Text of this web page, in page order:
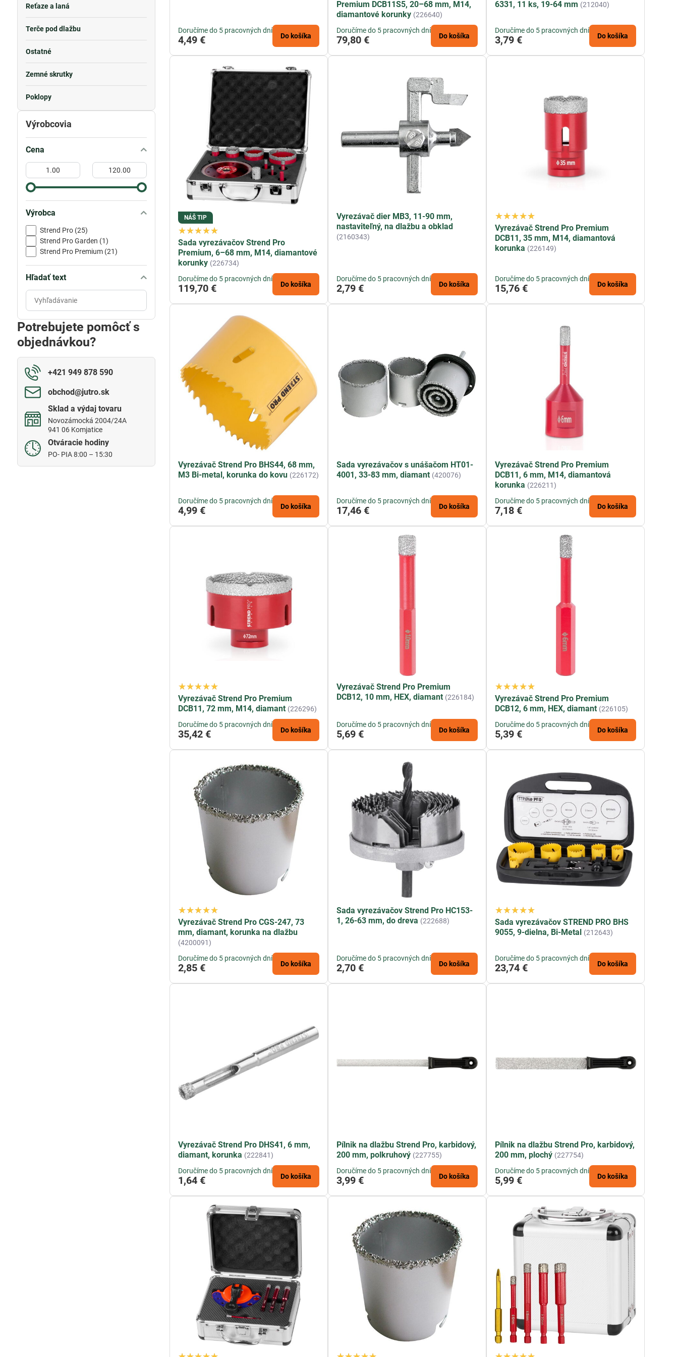
Doručíme do 5 pracovných dní
4,49 € Do košíka
Premium DCB11S5, 20–68 mm, M14,
diamantové korunky (226640)
Doručíme do 5 pracovných dní
79,80 € Do košíka
6331, 11 ks, 19-64 mm (212040)
Doručíme do 5 pracovných dní
3,79 € Do košíka
NÁŠ TIP
Sada vyrezávačov Strend Pro
Premium, 6–68 mm, M14, diamantové
korunky (226734)
Doručíme do 5 pracovných dní
119,70 € Do košíka
Vyrezávač dier MB3, 11-90 mm,
nastaviteľný, na dlažbu a obklad
(2160343)
Doručíme do 5 pracovných dní
2,79 € Do košíka
Vyrezávač Strend Pro Premium
DCB11, 35 mm, M14, diamantová
korunka (226149)
Doručíme do 5 pracovných dní
15,76 € Do košíka
Vyrezávač Strend Pro BHS44, 68 mm,
M3 Bi-metal, korunka do kovu (226172)
Doručíme do 5 pracovných dní
4,99 € Do košíka
Sada vyrezávačov s unášačom HT01-
4001, 33-83 mm, diamant (420076)
Doručíme do 5 pracovných dní
17,46 € Do košíka
Vyrezávač Strend Pro Premium
DCB11, 6 mm, M14, diamantová
korunka (226211)
Doručíme do 5 pracovných dní
7,18 € Do košíka
Vyrezávač Strend Pro Premium
DCB11, 72 mm, M14, diamant (226296)
Doručíme do 5 pracovných dní
35,42 € Do košíka
Vyrezávač Strend Pro Premium
DCB12, 10 mm, HEX, diamant (226184)
Doručíme do 5 pracovných dní
5,69 € Do košíka
Vyrezávač Strend Pro Premium
DCB12, 6 mm, HEX, diamant (226105)
Doručíme do 5 pracovných dní
5,39 € Do košíka
Vyrezávač Strend Pro CGS-247, 73
mm, diamant, korunka na dlažbu
(4200091)
Doručíme do 5 pracovných dní
2,85 € Do košíka
Sada vyrezávačov Strend Pro HC153-
1, 26-63 mm, do dreva (222688)
Doručíme do 5 pracovných dní
2,70 € Do košíka
Sada vyrezávačov STREND PRO BHS
9055, 9-dielna, Bi-Metal
(212643)
Doručíme do 5 pracovných dní
23,74 € Do košíka
Vyrezávač Strend Pro DHS41, 6 mm,
diamant, korunka (222841)
Doručíme do 5 pracovných dní
1,64 € Do košíka
Pílnik na dlažbu Strend Pro, karbidový,
200 mm, polkruhový (227755)
Doručíme do 5 pracovných dní
3,99 € Do košíka
Pílnik na dlažbu Strend Pro, karbidový,
200 mm, plochý (227754)
Doručíme do 5 pracovných dní
5,99 € Do košíka
Výrobcovia
Cena
Od:
Do:
Výrobca
Strend Pro (25)
Strend Pro Garden (1)
Strend Pro Premium (21)
Hľadať text
Prehľadať
výsledky
filtra
fulltextom
Potrebujete pomôcť s
objednávkou?
+421 949 878 590
obchod​@jutro​.sk
Sklad a výdaj tovaru
Novozámocká 2004/24A
941 06 Komjatice
Otváracie hodiny
PO- PIA 8:00 – 15:30
Reťaze a laná
Terče pod dlažbu
Ostatné
Zemné skrutky
Poklopy